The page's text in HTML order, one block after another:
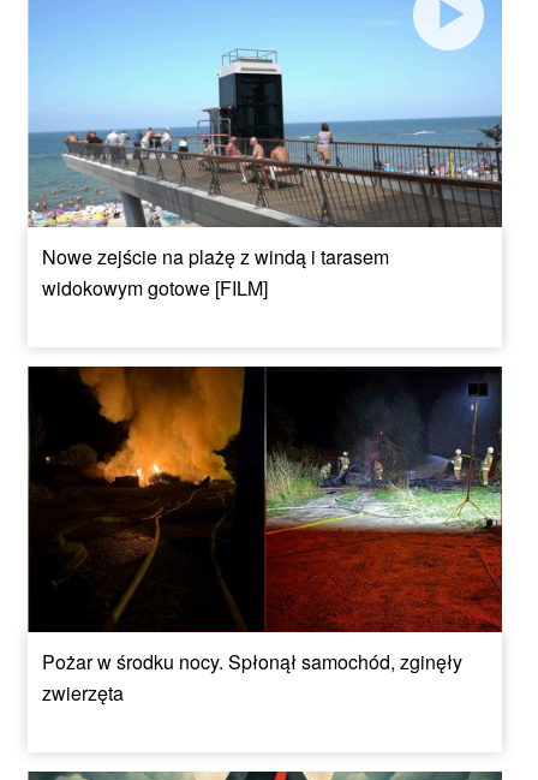
Nowe zejście na plażę z windą i tarasem
widokowym gotowe [FILM]
Pożar w środku nocy. Spłonął samochód, zginęły
zwierzęta